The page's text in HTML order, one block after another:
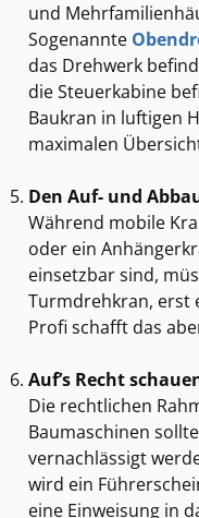
und
Sogenannte
das Drehwerk
die Steuerkabine
Baukran in luftigen
maximalen
Den Auf- und
Während mobile
oder ein
einsetzbar sind,
Turmdrehkran, erst
Profi schafft das
Auf’s Recht
Die rechtlichen
Baumaschinen
vernachlässigt
wird ein
eine Einweisung in